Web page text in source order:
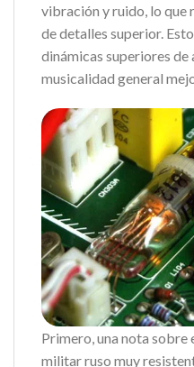
vibración y ruido, lo que
de detalles superior.
dinámicas superiores de
musicalidad general
Primero, una nota
militar ruso muy